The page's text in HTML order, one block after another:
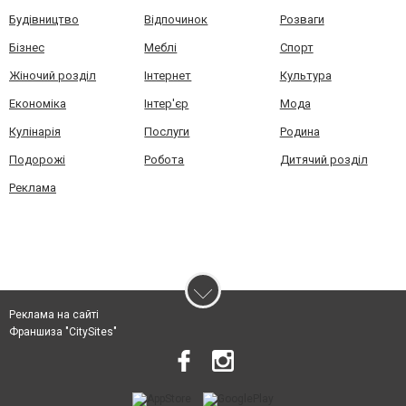
Будівництво Відпочинок Розваги
Бізнес Меблі Спорт
Жіночий розділ Інтернет Культура
Економіка Інтер'єр Мода
Кулінарія Послуги Родина
Подорожі Робота Дитячий розділ
Реклама
Реклама на сайті
Франшиза "CitySites"